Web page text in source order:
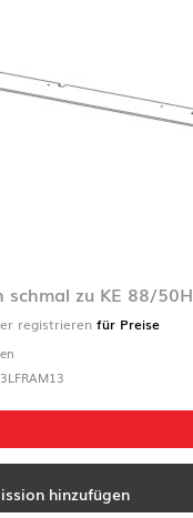
schmal zu KE 88/50H
registrieren für Preise
hinzufügen